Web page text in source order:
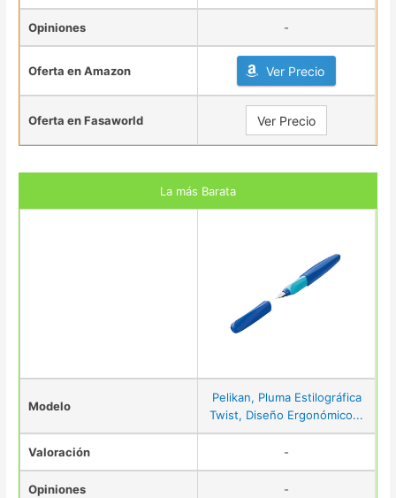
Opiniones -
Oferta en Amazon Ver Precio
Oferta en Fasaworld Ver Precio
La más Barata
Modelo
Pelikan, Pluma Estilográfica
Twist, Diseño Ergonómico...
Valoración -
Opiniones -